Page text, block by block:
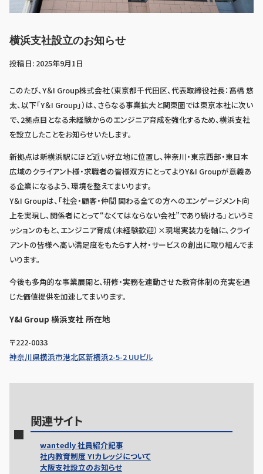
横浜支社設立のお知らせ
投稿日: 2025年9月1日
このたび、Y＆I Group株式会社（東京都千代田区、代表取締役社長：髙橋 悠
太、以下「Y＆I Group」）は、さらなる事業拡大と関東圏では東京本社に次い
で、2拠点目となる未経験からのエンジニア育成を強化するため、横浜支社
を設立したことをお知らせいたします。
新拠点は新横浜駅にほど近い好立地に位置し、神奈川・東京西部・東日本
広域のクライアント様・求職者の皆様双方にとってよりY&I Groupが意義あ
る企業になるよう、環境を整えてまいります。
Y＆I Groupは、「社会・顧客・仲間 関わる全ての方へのエンゲージメント向
上を実現し、関係者にとって“なくてはならない会社”であり続ける」というミ
ッションのもと、エンジニア育成（未経験歓迎）×現場実装力を軸に、クライ
アントの皆様へ高い満足度をもたらす人材・サービスの創出に取り組んでま
いります。
今後も多角的な事業展開と、研修・実務を連動させた教育体制の充実を通
じた価値提供を加速してまいります。
Y&I Group 横浜支社 所在地
〒222-0033
神奈川県横浜市港北区新横浜2-5-2 UUビル
関連サイト
wantedly 社員紹介記事
社内教育制度 YIカレッジについて
大阪支社設立のお知らせ